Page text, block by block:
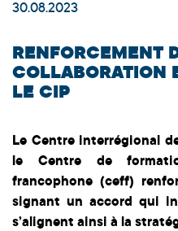
30.08.2023
RENFORCEMENT
COLLABORATION
LE CIP
Le Centre interrégional
le Centre de
francophone (ceff)
signant un accord qui
s’alignent ainsi à la